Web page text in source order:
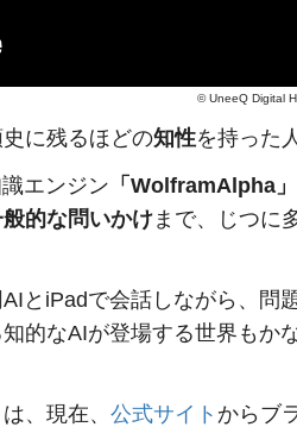
©UneeQ Digital
に残るほどの知性を持った
エンジン 「WolframAlpha」
的な問いかけ まで、じつに
とiPadで会話しながら、問
的なAIが登場する世界もか
、現在、 公式サイト からブ